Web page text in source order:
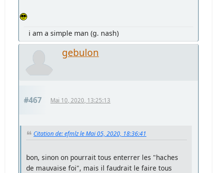
i am a simple man (g. nash)
gebulon
#467 Mai 10, 2020, 13:25:13
Citation de: efmlz le Mai 05, 2020, 18:36:41
bon, sinon on pourrait tous enterrer les "haches
de mauvaise foi", mais il faudrait le faire tous